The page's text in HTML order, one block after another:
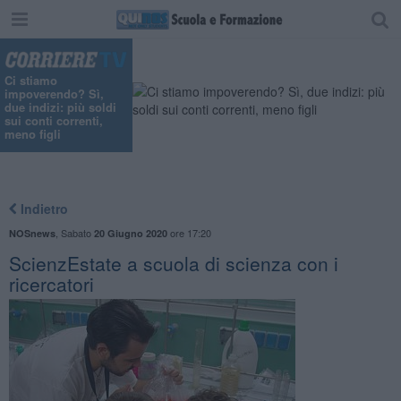
Ci stiamo
impoverendo? Sì,
due indizi: più soldi
sui conti correnti,
meno figli
Indietro
NOSnews, Sabato 20 Giugno 2020ore 17:20
ScienzEstate a scuola di scienza con i
ricercatori